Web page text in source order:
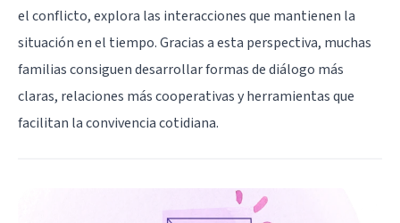
el conflicto, explora las interacciones que mantienen la
situación en el tiempo. Gracias a esta perspectiva, muchas
familias consiguen desarrollar formas de diálogo más
claras, relaciones más cooperativas y herramientas que
facilitan la convivencia cotidiana.